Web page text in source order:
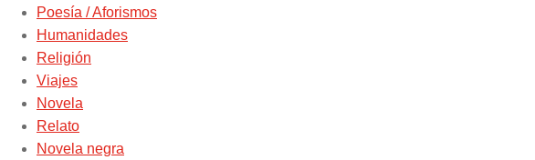
Poesía / Aforismos
Humanidades
Religión
Viajes
Novela
Relato
Novela negra